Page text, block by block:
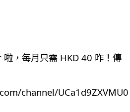
，每月只需 HKD 40 咋！傳
channel/UCa1d9ZXVMU0